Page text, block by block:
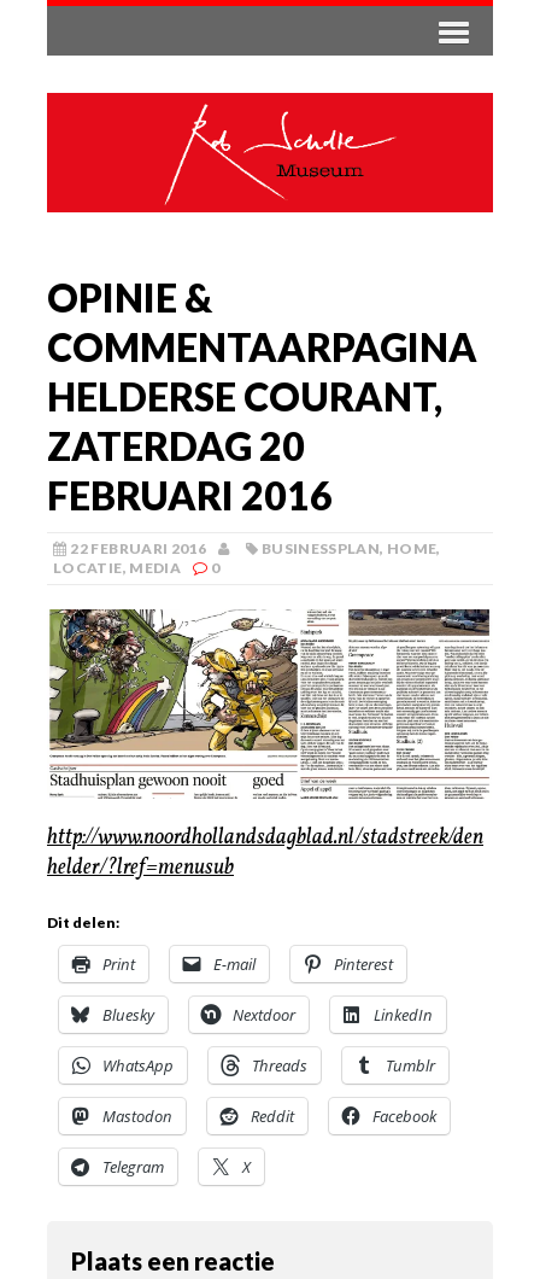
OPINIE &
COMMENTAARPAGINA
HELDERSE COURANT,
ZATERDAG 20
FEBRUARI 2016
22 FEBRUARI 2016 BUSINESSPLAN, HOME,
LOCATIE, MEDIA 0
http://www.noordhollandsdagblad.nl/stadstreek/den
helder/?lref=menusub
Dit delen:
Print E-mail Pinterest
Bluesky Nextdoor LinkedIn
WhatsApp Threads Tumblr
Mastodon Reddit Facebook
Telegram X
Plaats een reactie